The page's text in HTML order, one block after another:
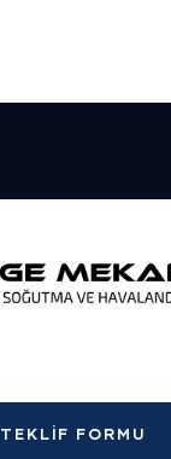
TEKLIF FORMU